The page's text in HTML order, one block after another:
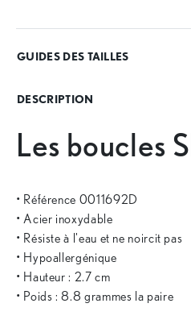
GUIDES DES TAILLES
DESCRIPTION
Les boucles
• Référence 0011692D
• Acier inoxydable
• Résiste à l'eau et ne noircit pas
• Hypoallergénique
• Hauteur : 2.7 cm
• Poids : 8.8 grammes la paire